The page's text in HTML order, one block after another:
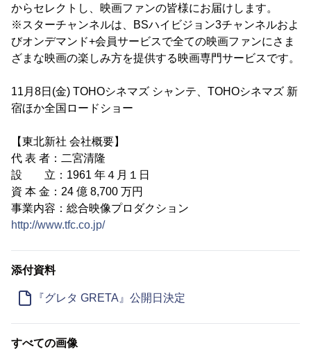
からセレクトし、映画ファンの皆様にお届けします。
※スターチャンネルは、BSハイビジョン3チャンネルおよ
びオンデマンド+会員サービスで全ての映画ファンにさま
ざまな映画の楽しみ方を提供する映画専門サービスです。
11月8日(金) TOHOシネマズ シャンテ、TOHOシネマズ 新
宿ほか全国ロードショー
【東北新社 会社概要】
代 表 者：二宮清隆
設 立：1961 年４月１日
資 本 金：24 億 8,700 万円
事業内容：総合映像プロダクション
http://www.tfc.co.jp/
添付資料
『グレタ GRETA』公開日決定
すべての画像